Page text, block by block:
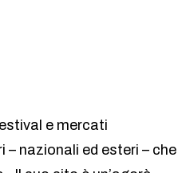
e mercati
nazionali ed esteri – che